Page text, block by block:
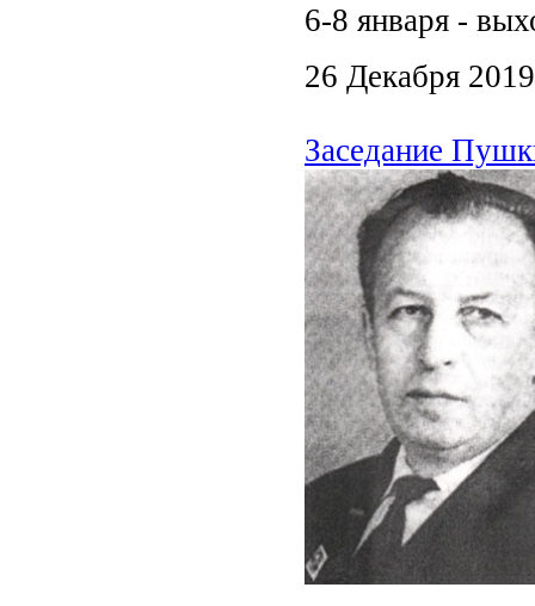
6-8 января -
26 Декабря 2019
Заседание